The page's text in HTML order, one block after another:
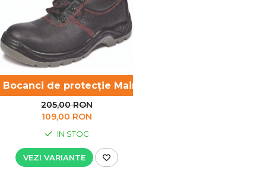
Bocanci de protecție Mainz SC-03-008 S1 SRC
205,00 RON
109,00 RON
IN STOC
VEZI VARIANTE